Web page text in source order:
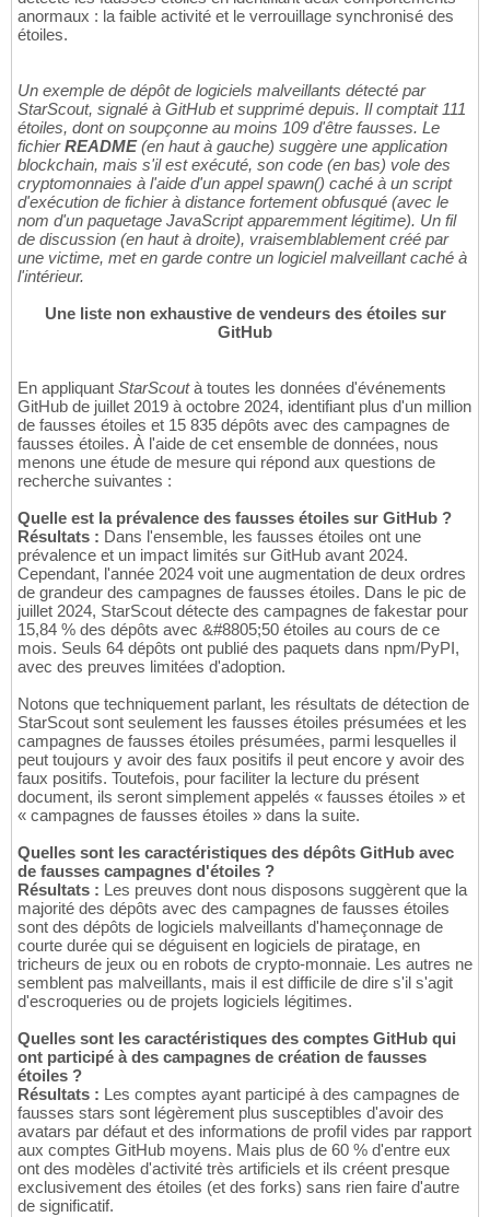
anormaux : la faible activité et le verrouillage synchronisé des
étoiles.
Un exemple de dépôt de logiciels malveillants détecté par
StarScout, signalé à GitHub et supprimé depuis. Il comptait 111
étoiles, dont on soupçonne au moins 109 d'être fausses. Le
fichierREADME(en haut à gauche) suggère une application
blockchain, mais s'il est exécuté, son code (en bas) vole des
cryptomonnaies à l'aide d'un appel spawn() caché à un script
d'exécution de fichier à distance fortement obfusqué (avec le
nom d'un paquetage JavaScript apparemment légitime). Un fil
de discussion (en haut à droite), vraisemblablement créé par
une victime, met en garde contre un logiciel malveillant caché à
l'intérieur.
Une liste non exhaustive de vendeurs des étoiles sur
GitHub
En appliquant StarScoutà toutes les données d'événements
GitHub de juillet 2019 à octobre 2024, identifiant plus d'un million
de fausses étoiles et 15 835 dépôts avec des campagnes de
fausses étoiles. À l'aide de cet ensemble de données, nous
menons une étude de mesure qui répond aux questions de
recherche suivantes :
Quelle est la prévalence des fausses étoiles sur GitHub ?
Résultats : Dans l'ensemble, les fausses étoiles ont une
prévalence et un impact limités sur GitHub avant 2024.
Cependant, l'année 2024 voit une augmentation de deux ordres
de grandeur des campagnes de fausses étoiles. Dans le pic de
juillet 2024, StarScout détecte des campagnes de fakestar pour
15,84 % des dépôts avec &#8805;50 étoiles au cours de ce
mois. Seuls 64 dépôts ont publié des paquets dans npm/PyPI,
avec des preuves limitées d'adoption.
Notons que techniquement parlant, les résultats de détection de
StarScout sont seulement les fausses étoiles présumées et les
campagnes de fausses étoiles présumées, parmi lesquelles il
peut toujours y avoir des faux positifs il peut encore y avoir des
faux positifs. Toutefois, pour faciliter la lecture du présent
document, ils seront simplement appelés « fausses étoiles » et
« campagnes de fausses étoiles » dans la suite.
Quelles sont les caractéristiques des dépôts GitHub avec
de fausses campagnes d'étoiles ?
Résultats : Les preuves dont nous disposons suggèrent que la
majorité des dépôts avec des campagnes de fausses étoiles
sont des dépôts de logiciels malveillants d'hameçonnage de
courte durée qui se déguisent en logiciels de piratage, en
tricheurs de jeux ou en robots de crypto-monnaie. Les autres ne
semblent pas malveillants, mais il est difficile de dire s'il s'agit
d'escroqueries ou de projets logiciels légitimes.
Quelles sont les caractéristiques des comptes GitHub qui
ont participé à des campagnes de création de fausses
étoiles ?
Résultats : Les comptes ayant participé à des campagnes de
fausses stars sont légèrement plus susceptibles d'avoir des
avatars par défaut et des informations de profil vides par rapport
aux comptes GitHub moyens. Mais plus de 60 % d'entre eux
ont des modèles d'activité très artificiels et ils créent presque
exclusivement des étoiles (et des forks) sans rien faire d'autre
de significatif.